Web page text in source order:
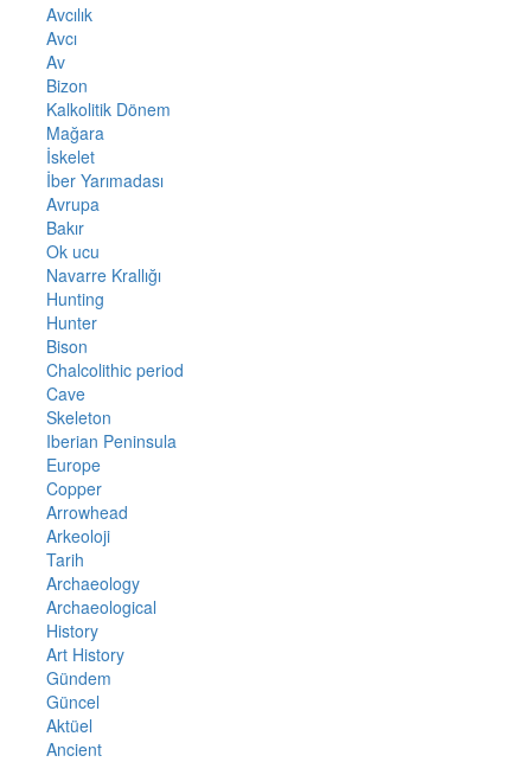
Avcılık
Avcı
Av
Bizon
Kalkolitik Dönem
Mağara
İskelet
İber Yarımadası
Avrupa
Bakır
Ok ucu
Navarre Krallığı
Hunting
Hunter
Bison
Chalcolithic period
Cave
Skeleton
Iberian Peninsula
Europe
Copper
Arrowhead
Arkeoloji
Tarih
Archaeology
Archaeological
History
Art History
Gündem
Güncel
Aktüel
Ancient